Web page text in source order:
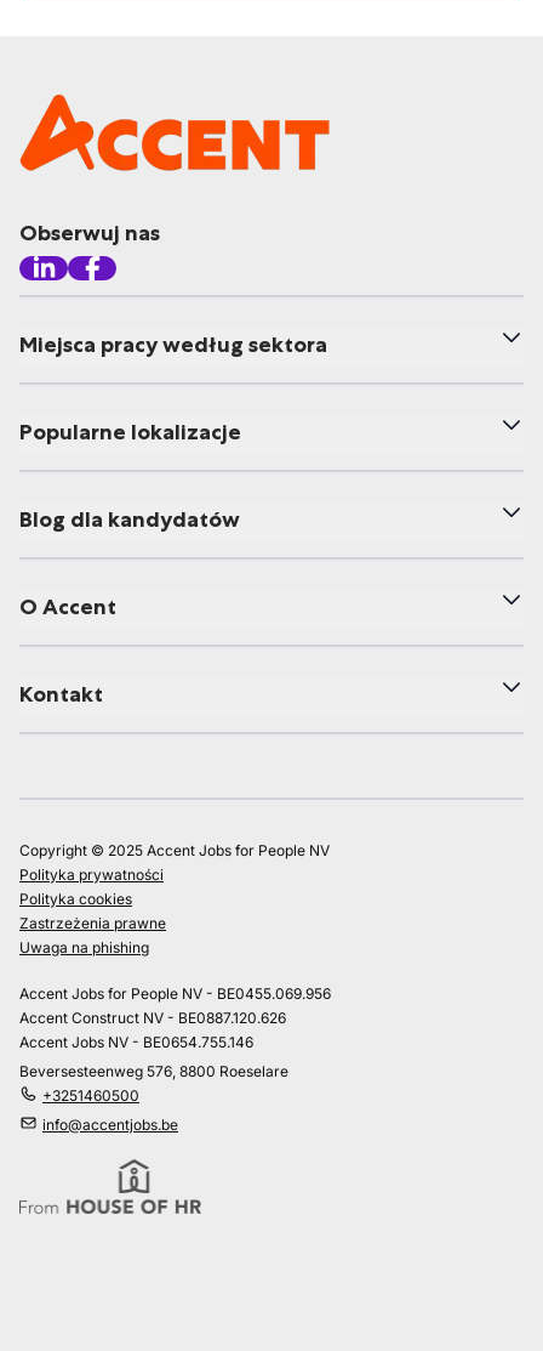
Obserwuj nas
Miejsca pracy według sektora
Popularne lokalizacje
Blog dla kandydatów
O Accent
Kontakt
Copyright © 2025 Accent Jobs for People NV
Polityka prywatności
Polityka cookies
Zastrzeżenia prawne
Uwaga na phishing
Accent Jobs for People NV - BE0455.069.956
Accent Construct NV - BE0887.120.626
Accent Jobs NV - BE0654.755.146
Beversesteenweg 576, 8800 Roeselare
+3251460500
info@accentjobs.be